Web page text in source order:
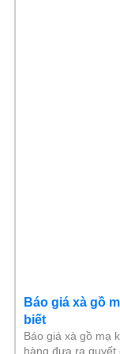
Báo giá xà gồ
biết
Báo giá xà gồ mạ
hàng đưa ra quyết